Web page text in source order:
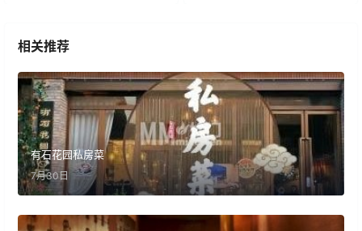
相关推荐
有石花园私房菜
7月30日